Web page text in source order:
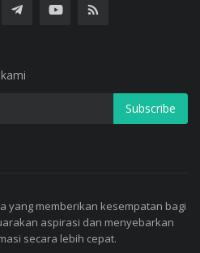
Subscribe
yang memberikan kesempatan bagi
aspirasi dan menyebarkan
secara lebih cepat.